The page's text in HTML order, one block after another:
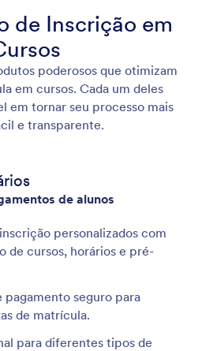
de Inscrição em
poderosos que otimizam
em cursos. Cada um deles
em tornar seu processo mais
e transparente.
de alunos
personalizados com
de cursos, horários e pré-
seguro para
de matrícula.
para diferentes tipos de